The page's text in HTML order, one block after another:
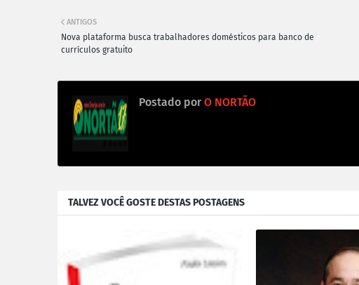
ANTIGOS
Nova plataforma busca trabalhadores domésticos para banco de
currículos gratuito
Postado por O NORTÃO
TALVEZ VOCÊ GOSTE DESTAS POSTAGENS